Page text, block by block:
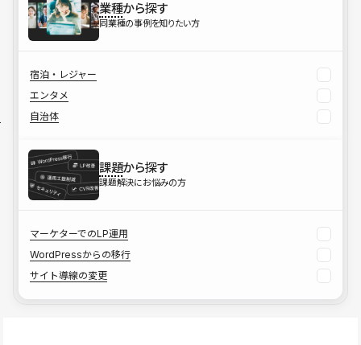
業種から探す
同業種の事例を知りたい方
宿泊・レジャー
エンタメ
自治体
課題から探す
課題解決にお悩みの方
マーケターでのLP運用
WordPressからの移行
サイト導線の変更